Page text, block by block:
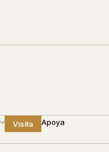
Visita Apoya